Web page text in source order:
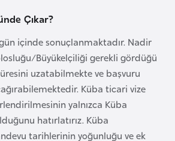
Çıkar?
içinde sonuçlanmaktadır. Nadir
Büyükelçiliği gerekli gördüğü
uzatabilmekte ve başvuru
Küba ticari vize
yalnızca Küba
hatırlatırız. Küba
tarihlerinin yoğunluğu ve ek